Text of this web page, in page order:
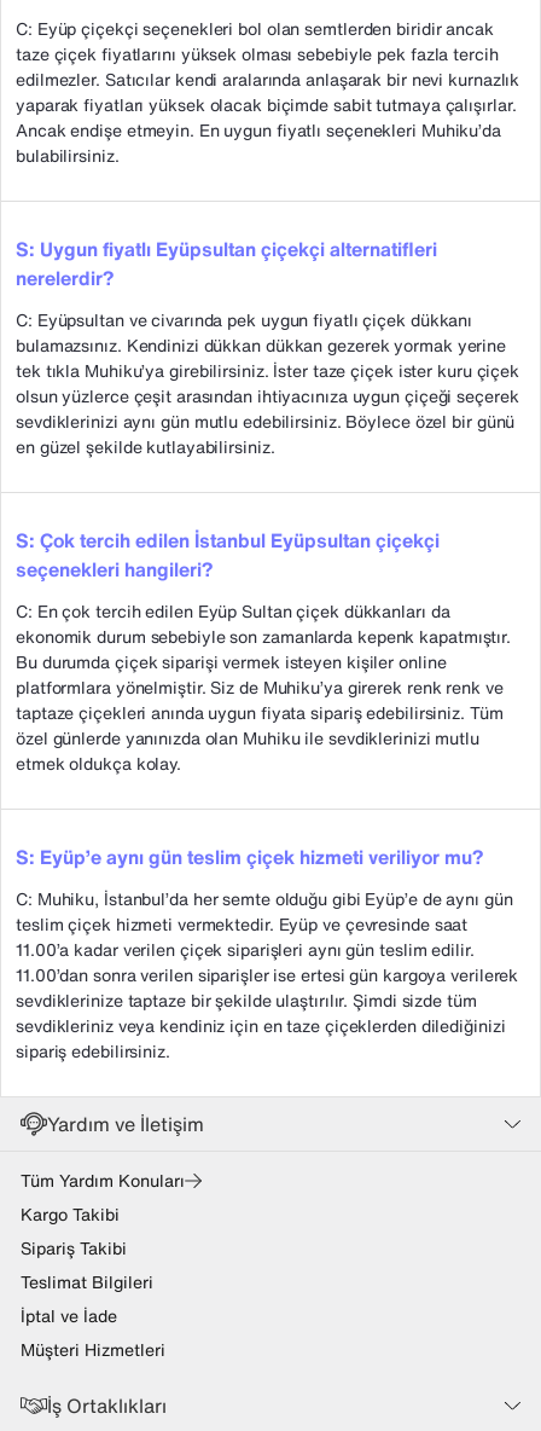
C: Eyüp çiçekçi seçenekleri bol olan semtlerden biridir ancak
taze çiçek fiyatlarını yüksek olması sebebiyle pek fazla tercih
edilmezler. Satıcılar kendi aralarında anlaşarak bir nevi kurnazlık
yaparak fiyatları yüksek olacak biçimde sabit tutmaya çalışırlar.
Ancak endişe etmeyin. En uygun fiyatlı seçenekleri Muhiku’da
bulabilirsiniz.
S: Uygun fiyatlı Eyüpsultan çiçekçi alternatifleri
nerelerdir?
C: Eyüpsultan ve civarında pek uygun fiyatlı çiçek dükkanı
bulamazsınız. Kendinizi dükkan dükkan gezerek yormak yerine
tek tıkla Muhiku’ya girebilirsiniz. İster taze çiçek ister kuru çiçek
olsun yüzlerce çeşit arasından ihtiyacınıza uygun çiçeği seçerek
sevdiklerinizi aynı gün mutlu edebilirsiniz. Böylece özel bir günü
en güzel şekilde kutlayabilirsiniz.
S: Çok tercih edilen İstanbul Eyüpsultan çiçekçi
seçenekleri hangileri?
C: En çok tercih edilen Eyüp Sultan çiçek dükkanları da
ekonomik durum sebebiyle son zamanlarda kepenk kapatmıştır.
Bu durumda çiçek siparişi vermek isteyen kişiler online
platformlara yönelmiştir. Siz de Muhiku’ya girerek renk renk ve
taptaze çiçekleri anında uygun fiyata sipariş edebilirsiniz. Tüm
özel günlerde yanınızda olan Muhiku ile sevdiklerinizi mutlu
etmek oldukça kolay.
S: Eyüp’e aynı gün teslim çiçek hizmeti veriliyor mu?
C: Muhiku, İstanbul’da her semte olduğu gibi Eyüp’e de aynı gün
teslim çiçek hizmeti vermektedir. Eyüp ve çevresinde saat
11.00’a kadar verilen çiçek siparişleri aynı gün teslim edilir.
11.00’dan sonra verilen siparişler ise ertesi gün kargoya verilerek
sevdiklerinize taptaze bir şekilde ulaştırılır. Şimdi sizde tüm
sevdikleriniz veya kendiniz için en taze çiçeklerden dilediğinizi
sipariş edebilirsiniz.
Yardım ve İletişim
Tüm Yardım Konuları
Kargo Takibi
Sipariş Takibi
Teslimat Bilgileri
İptal ve İade
Müşteri Hizmetleri
İş Ortaklıkları